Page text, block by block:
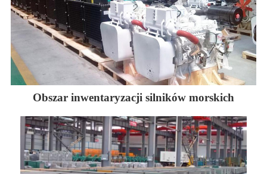
Obszar inwentaryzacji silników morskich